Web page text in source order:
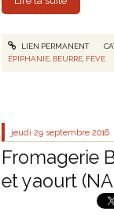
LIEN PERMANENT
ÉPIPHANIE BEURRE FÈVE
jeudi 29 septembre 2016
Fromagerie
et yaourt